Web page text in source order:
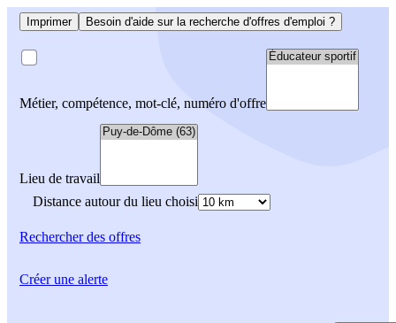
Imprimer Besoin d'aide sur la recherche d'offres d'emploi ?
Métier, compétence, mot-clé, numéro d'offre
Lieu de travail
Distance autour du lieu choisi
Rechercherdes offres
Créer une alerte